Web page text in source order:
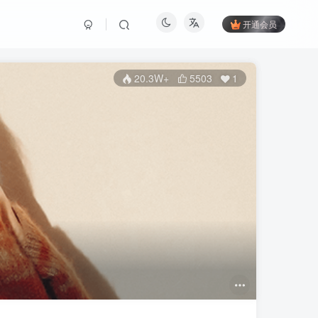
开通会员
20.3W+ 5503 1